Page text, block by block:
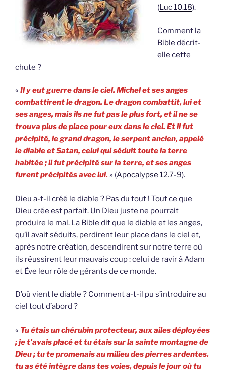
(Luc 10.18).
Comment la
Bible décrit-
elle cette
chute ?
« Il y eut guerre dans le ciel. Michel et ses anges
combattirent le dragon. Le dragon combattit, lui et
ses anges, mais ils ne fut pas le plus fort, et il ne se
trouva plus de place pour eux dans le ciel. Et il fut
précipité, le grand dragon, le serpent ancien, appelé
le diable et Satan, celui qui séduit toute la terre
habitée ; il fut précipité sur la terre, et ses anges
furent précipités avec lui. » (Apocalypse 12.7-9).
Dieu a-t-il créé le diable ? Pas du tout ! Tout ce que
Dieu crée est parfait. Un Dieu juste ne pourrait
produire le mal. La Bible dit que le diable et les anges,
qu’il avait séduits, perdirent leur place dans le ciel et,
après notre création, descendirent sur notre terre où
ils réussirent leur mauvais coup : celui de ravir à Adam
et Ève leur rôle de gérants de ce monde.
D’où vient le diable ? Comment a-t-il pu s’introduire au
ciel tout d’abord ?
« Tu étais un chérubin protecteur, aux ailes déployées
; je t’avais placé et tu étais sur la sainte montagne de
Dieu ; tu te promenais au milieu des pierres ardentes.
tu as été intègre dans tes voies, depuis le jour où tu